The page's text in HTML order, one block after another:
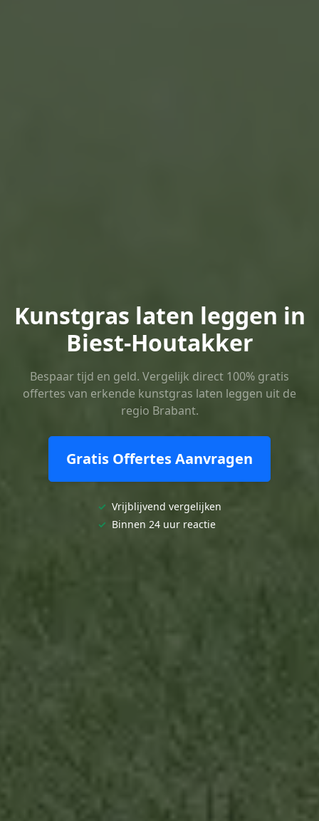
Kunstgras laten leggen in
Biest-Houtakker
Bespaar tijd en geld. Vergelijk direct 100% gratis
offertes van erkende kunstgras laten leggen uit de
regio Brabant.
Gratis Offertes Aanvragen
✓ Vrijblijvend vergelijken
✓ Binnen 24 uur reactie